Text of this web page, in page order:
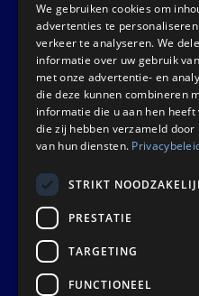
GET IN
Euralco
Zinkstraat
4823
The
We gebruiken cookies om
advertenties te
verkeer te analyseren. We
informatie over uw gebruik
met onze advertentie- en
die deze kunnen combineren
informatie die u aan hen
die zij hebben verzameld door
van hun diensten.
STRIKT
PRESTATIE
TARGETING
FUNCTIONEEL